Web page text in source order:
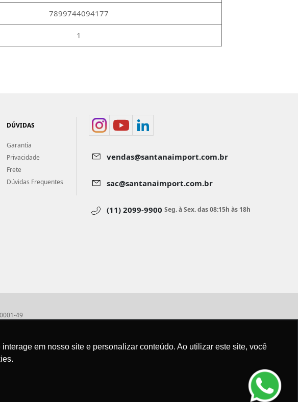
em nosso site e personalizar conteúdo. Ao utilizar este site, você
7899744094177
1
DÚVIDAS
Garantia
Privacidade
Frete
Dúvidas Frequentes
vendas@santanaimport.com.br
sac@santanaimport.com.br
(11) 2099-9900 Seg. à Sex. das 08:15h às 18h
49